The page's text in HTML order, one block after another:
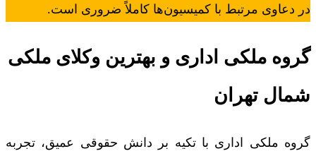
در دعاوی مرتبط با کمیسیون‌ها کاملاً ضروری است.
گروه ملکی اداری و بهترین وکلای ملکی
شمال تهران
گروه ملکی اداری با تکیه بر دانش حقوقی عمیق، تجربه